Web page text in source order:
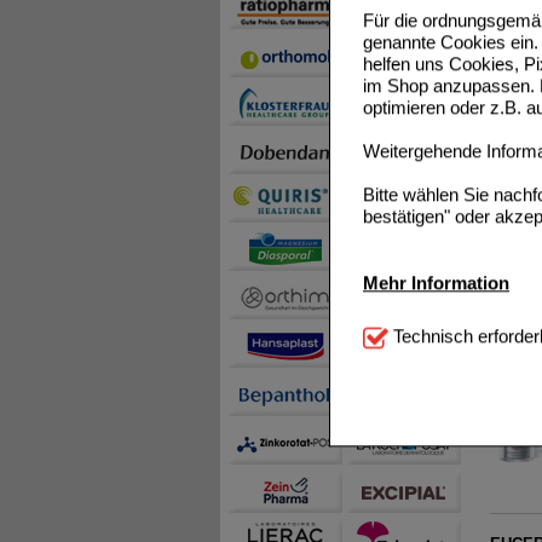
Für die
genannte Cookies
helfen uns Cookies,
im Shop anzupassen.
optimieren oder z.B.
Weitergehende
Bitte wählen Sie
bestätigen" oder
Mehr Information
Technisch
notwendig sind (z.B.
Diese
beispielsweise für
Inhalte anzuzeigen
Statistik & Tracking:
sammeln, mit deren
Technisch